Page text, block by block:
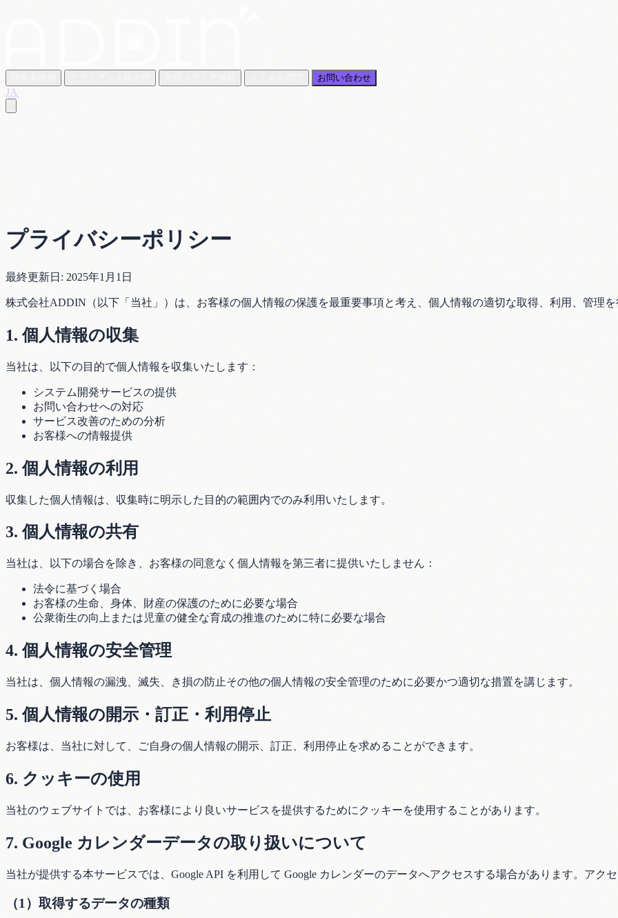
お問い合わせ
JA
プライバシーポリシー
最終更新日: 2025年1月1日
株式会社ADDIN（以下「当社」）は、お客様の個人情報の保護を最重要事項と考え、個人情報の適切な取得、利用、管理
1. 個人情報の収集
当社は、以下の目的で個人情報を収集いたします：
システム開発サービスの提供
お問い合わせへの対応
サービス改善のための分析
お客様への情報提供
2. 個人情報の利用
収集した個人情報は、収集時に明示した目的の範囲内でのみ利用いたします。
3. 個人情報の共有
当社は、以下の場合を除き、お客様の同意なく個人情報を第三者に提供いたしません：
法令に基づく場合
お客様の生命、身体、財産の保護のために必要な場合
公衆衛生の向上または児童の健全な育成の推進のために特に必要な場合
4. 個人情報の安全管理
当社は、個人情報の漏洩、滅失、き損の防止その他の個人情報の安全管理のために必要かつ適切な措置を講じます。
5. 個人情報の開示・訂正・利用停止
お客様は、当社に対して、ご自身の個人情報の開示、訂正、利用停止を求めることができます。
6. クッキーの使用
当社のウェブサイトでは、お客様により良いサービスを提供するためにクッキーを使用することがあります。
7. Google カレンダーデータの取り扱いについて
当社が提供する本サービスでは、Google API を利用して Google カレンダーのデータへアクセスする場合があります。ア
（1）取得するデータの種類